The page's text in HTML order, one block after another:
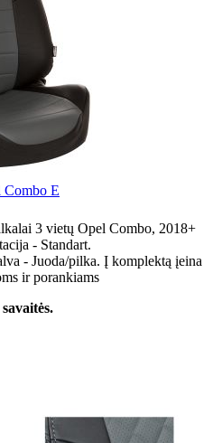
Combo E
3 vietų Opel Combo, 2018+
- Standart.
- Juoda/pilka. Į komplektą įeina
ir porankiams